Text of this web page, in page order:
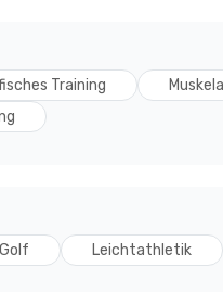
Training
Golf Leichtathletik